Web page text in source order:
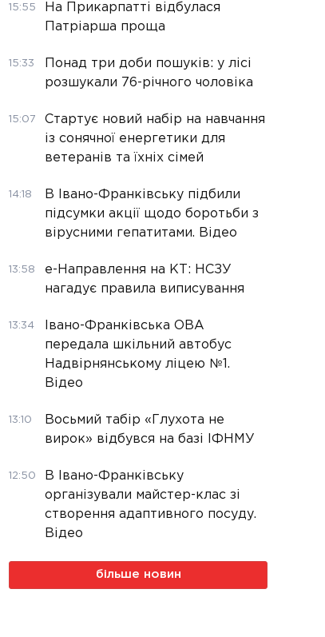
15:55
На Прикарпатті відбулася
Патріарша проща
15:33
Понад три доби пошуків: у лісі
розшукали 76-річного чоловіка
15:07
Стартує новий набір на навчання
із сонячної енергетики для
ветеранів та їхніх сімей
14:18
В Івано-Франківську підбили
підсумки акції щодо боротьби з
вірусними гепатитами. Відео
13:58
е-Направлення на КТ: НСЗУ
нагадує правила виписування
13:34
Івано-Франківська ОВА
передала шкільний автобус
Надвірнянському ліцею №1.
Відео
13:10
Восьмий табір «Глухота не
вирок» відбувся на базі ІФНМУ
12:50
В Івано-Франківську
організували майстер-клас зі
створення адаптивного посуду.
Відео
більше новин